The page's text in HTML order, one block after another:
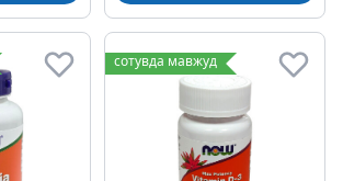
сотувда мавжуд